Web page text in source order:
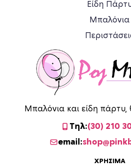
Είδη
Μπαλόνια
Μπαλόνια και είδη πάρτυ,
Τηλ:(30) 210
email:
ΧΡΉΣΙΜΑ